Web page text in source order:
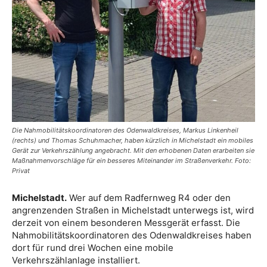
Die Nahmobilitätskoordinatoren des Odenwaldkreises, Markus Linkenheil
(rechts) und Thomas Schuhmacher, haben kürzlich in Michelstadt ein mobiles
Gerät zur Verkehrszählung angebracht. Mit den erhobenen Daten erarbeiten sie
Maßnahmenvorschläge für ein besseres Miteinander im Straßenverkehr. Foto:
Privat
Michelstadt. Wer auf dem Radfernweg R4 oder den
angrenzenden Straßen in Michelstadt unterwegs ist, wird
derzeit von einem besonderen Messgerät erfasst. Die
Nahmobilitätskoordinatoren des Odenwaldkreises haben
dort für rund drei Wochen eine mobile
Verkehrszählanlage installiert.